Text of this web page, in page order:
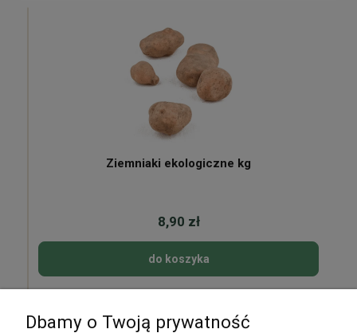
Ziemniaki ekologiczne kg
8,90 zł
do koszyka
Dbamy o Twoją prywatność